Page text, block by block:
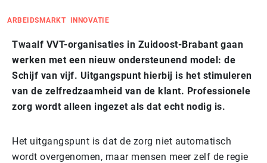
ARBEIDSMARKT INNOVATIE
Twaalf VVT-organisaties in Zuidoost-Brabant gaan
werken met een nieuw ondersteunend model: de
Schijf van vijf. Uitgangspunt hierbij is het stimuleren
van de zelfredzaamheid van de klant. Professionele
zorg wordt alleen ingezet als dat echt nodig is.
Het uitgangspunt is dat de zorg niet automatisch
wordt overgenomen, maar mensen meer zelf de regie